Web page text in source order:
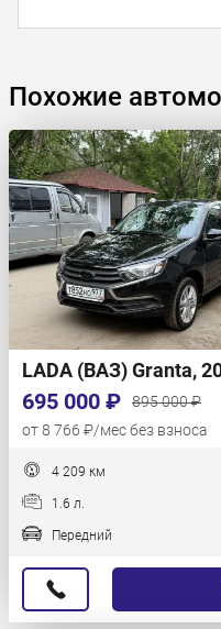
Похожие
LADA (ВАЗ) Granta,
695 000 ₽
895 000 ₽
от 8 766 ₽/мес без взноса
4 209 км
1.6 л.
Передний